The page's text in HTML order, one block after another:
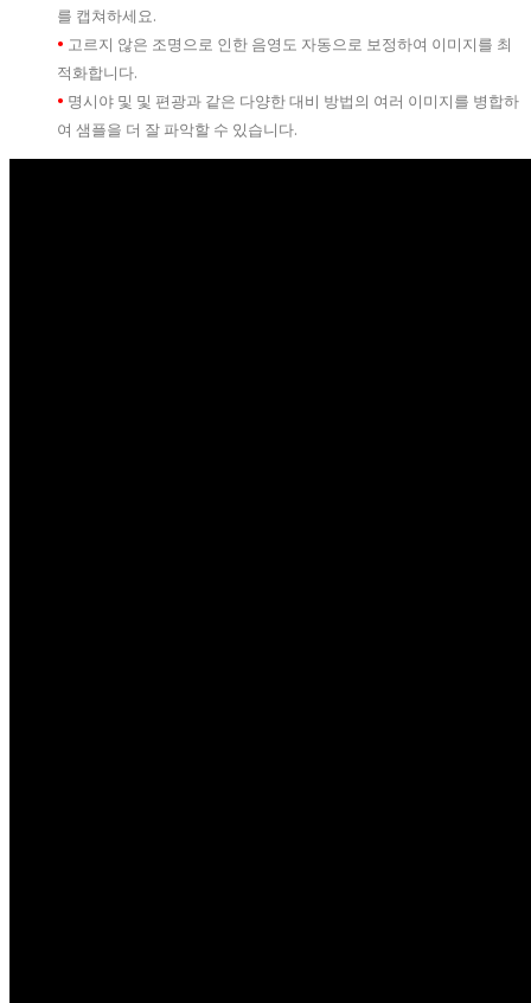
를 캡쳐하세요.
• 고르지 않은 조명으로 인한 음영도 자동으로 보정하여 이미지를 최
적화합니다.
• 명시야 및 및 편광과 같은 다양한 대비 방법의 여러 이미지를 병합하
여 샘플을 더 잘 파악할 수 있습니다.